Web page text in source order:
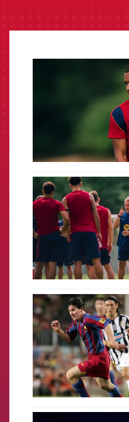
FCB Barcelona badge
FCB Barcelona badge